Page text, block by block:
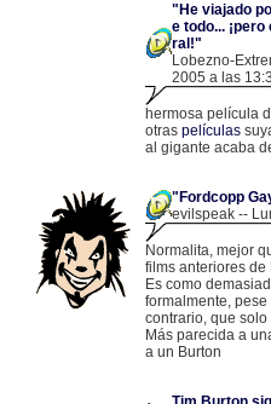
"He viajado
e todo...
ral!"
Lobezno-
2005 a las
hermosa película
otras películas
al gigante acaba
"Fordcopp
evilspeak --
Normalita, mejor
films anteriores de
Es como
formalmente,
contrario, que
Más parecida a
a un Burton